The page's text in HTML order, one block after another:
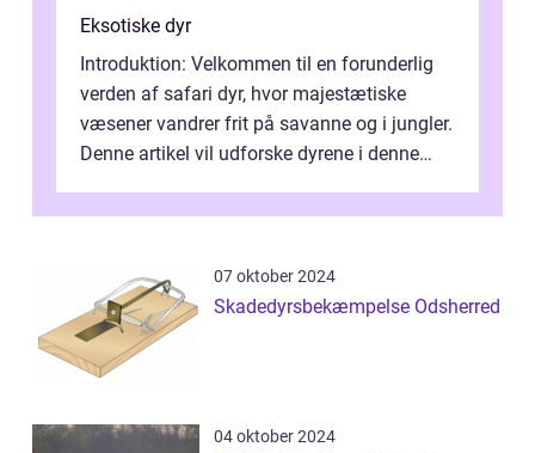
Eksotiske dyr
Introduktion: Velkommen til en forunderlig
verden af safari dyr, hvor majestætiske
væsener vandrer frit på savanne og i jungler.
Denne artikel vil udforske dyrene i denne
07 oktober 2024
Skadedyrsbekæmpelse Odsherred
04 oktober 2024